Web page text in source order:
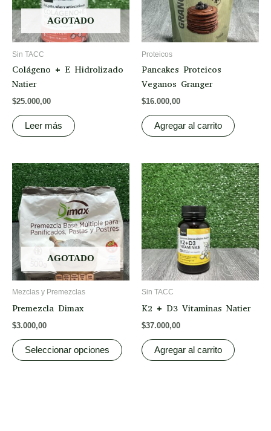
AGOTADO
Sin TACC
Colágeno + E Hidrolizado
Natier
$25.000,00
Leer más
Proteicos
Pancakes Proteicos
Veganos Granger
$16.000,00
Agregar al carrito
AGOTADO
Mezclas y Premezclas
Premezcla Dimax
$3.000,00
Seleccionar opciones
This
product
has
multiple
variants.
The
options
may
product
Sin TACC
K2 + D3 Vitaminas Natier
$37.000,00
Agregar al carrito